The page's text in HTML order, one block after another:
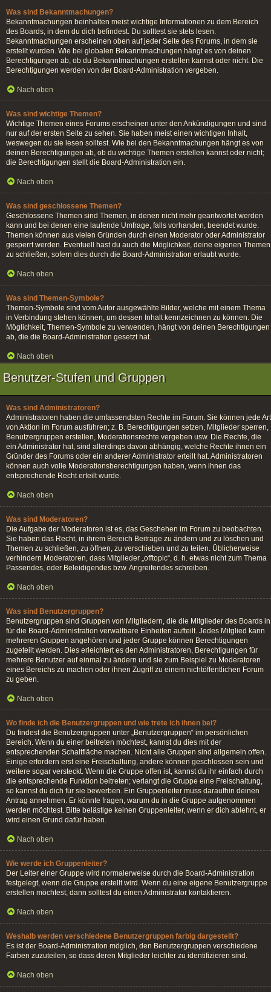
Was sind Bekanntmachungen?
Bekanntmachungen beinhalten meist wichtige Informationen zu dem Bereich
des Boards, in dem du dich befindest. Du solltest sie stets lesen.
Bekanntmachungen erscheinen oben auf jeder Seite des Forums, in dem sie
erstellt wurden. Wie bei globalen Bekanntmachungen hängt es von deinen
Berechtigungen ab, ob du Bekanntmachungen erstellen kannst oder nicht. Die
Berechtigungen werden von der Board-Administration vergeben.
Nach oben
Was sind wichtige Themen?
Wichtige Themen eines Forums erscheinen unter den Ankündigungen und sind
nur auf der ersten Seite zu sehen. Sie haben meist einen wichtigen Inhalt,
weswegen du sie lesen solltest. Wie bei den Bekanntmachungen hängt es von
deinen Berechtigungen ab, ob du wichtige Themen erstellen kannst oder nicht;
die Berechtigungen stellt die Board-Administration ein.
Nach oben
Was sind geschlossene Themen?
Geschlossene Themen sind Themen, in denen nicht mehr geantwortet werden
kann und bei denen eine laufende Umfrage, falls vorhanden, beendet wurde.
Themen können aus vielen Gründen durch einen Moderator oder Administrator
gesperrt werden. Eventuell hast du auch die Möglichkeit, deine eigenen Themen
zu schließen, sofern dies durch die Board-Administration erlaubt wurde.
Nach oben
Was sind Themen-Symbole?
Themen-Symbole sind vom Autor ausgewählte Bilder, welche mit einem Thema
in Verbindung stehen können, um dessen Inhalt kennzeichnen zu können. Die
Möglichkeit, Themen-Symbole zu verwenden, hängt von deinen Berechtigungen
ab, die die Board-Administration gesetzt hat.
Nach oben
Benutzer-Stufen und Gruppen
Was sind Administratoren?
Administratoren haben die umfassendsten Rechte im Forum. Sie können jede Art
von Aktion im Forum ausführen; z. B. Berechtigungen setzen, Mitglieder sperren,
Benutzergruppen erstellen, Moderationsrechte vergeben usw. Die Rechte, die
ein Administrator hat, sind allerdings davon abhängig, welche Rechte ihnen ein
Gründer des Forums oder ein anderer Administrator erteilt hat. Administratoren
können auch volle Moderationsberechtigungen haben, wenn ihnen das
entsprechende Recht erteilt wurde.
Nach oben
Was sind Moderatoren?
Die Aufgabe der Moderatoren ist es, das Geschehen im Forum zu beobachten.
Sie haben das Recht, in ihrem Bereich Beiträge zu ändern und zu löschen und
Themen zu schließen, zu öffnen, zu verschieben und zu teilen. Üblicherweise
verhindern Moderatoren, dass Mitglieder „offtopic“, d. h. etwas nicht zum Thema
Passendes, oder Beleidigendes bzw. Angreifendes schreiben.
Nach oben
Was sind Benutzergruppen?
Benutzergruppen sind Gruppen von Mitgliedern, die die Mitglieder des Boards in
für die Board-Administration verwaltbare Einheiten aufteilt. Jedes Mitglied kann
mehreren Gruppen angehören und jeder Gruppe können Berechtigungen
zugeteilt werden. Dies erleichtert es den Administratoren, Berechtigungen für
mehrere Benutzer auf einmal zu ändern und sie zum Beispiel zu Moderatoren
eines Bereichs zu machen oder ihnen Zugriff zu einem nichtöffentlichen Forum
zu geben.
Nach oben
Wo finde ich die Benutzergruppen und wie trete ich ihnen bei?
Du findest die Benutzergruppen unter „Benutzergruppen“ im persönlichen
Bereich. Wenn du einer beitreten möchtest, kannst du dies mit der
entsprechenden Schaltfläche machen. Nicht alle Gruppen sind allgemein offen.
Einige erfordern erst eine Freischaltung, andere können geschlossen sein und
weitere sogar versteckt. Wenn die Gruppe offen ist, kannst du ihr einfach durch
die entsprechende Funktion beitreten; verlangt die Gruppe eine Freischaltung,
so kannst du dich für sie bewerben. Ein Gruppenleiter muss daraufhin deinen
Antrag annehmen. Er könnte fragen, warum du in die Gruppe aufgenommen
werden möchtest. Bitte belästige keinen Gruppenleiter, wenn er dich ablehnt, er
wird einen Grund dafür haben.
Nach oben
Wie werde ich Gruppenleiter?
Der Leiter einer Gruppe wird normalerweise durch die Board-Administration
festgelegt, wenn die Gruppe erstellt wird. Wenn du eine eigene Benutzergruppe
erstellen möchtest, dann solltest du einen Administrator kontaktieren.
Nach oben
Weshalb werden verschiedene Benutzergruppen farbig dargestellt?
Es ist der Board-Administration möglich, den Benutzergruppen verschiedene
Farben zuzuteilen, so dass deren Mitglieder leichter zu identifizieren sind.
Nach oben